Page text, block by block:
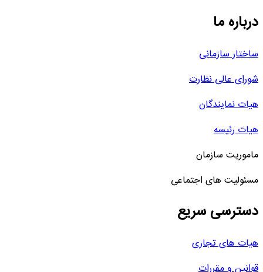
درباره ما
ساختار سازمانی
شورای عالی نظارت
هیات نمایندگان
هیات رئیسه
ماموریت سازمان
مسئولیت های اجتماعی
دسترسی سریع
هیات های تجاری
قوانین و مقررات